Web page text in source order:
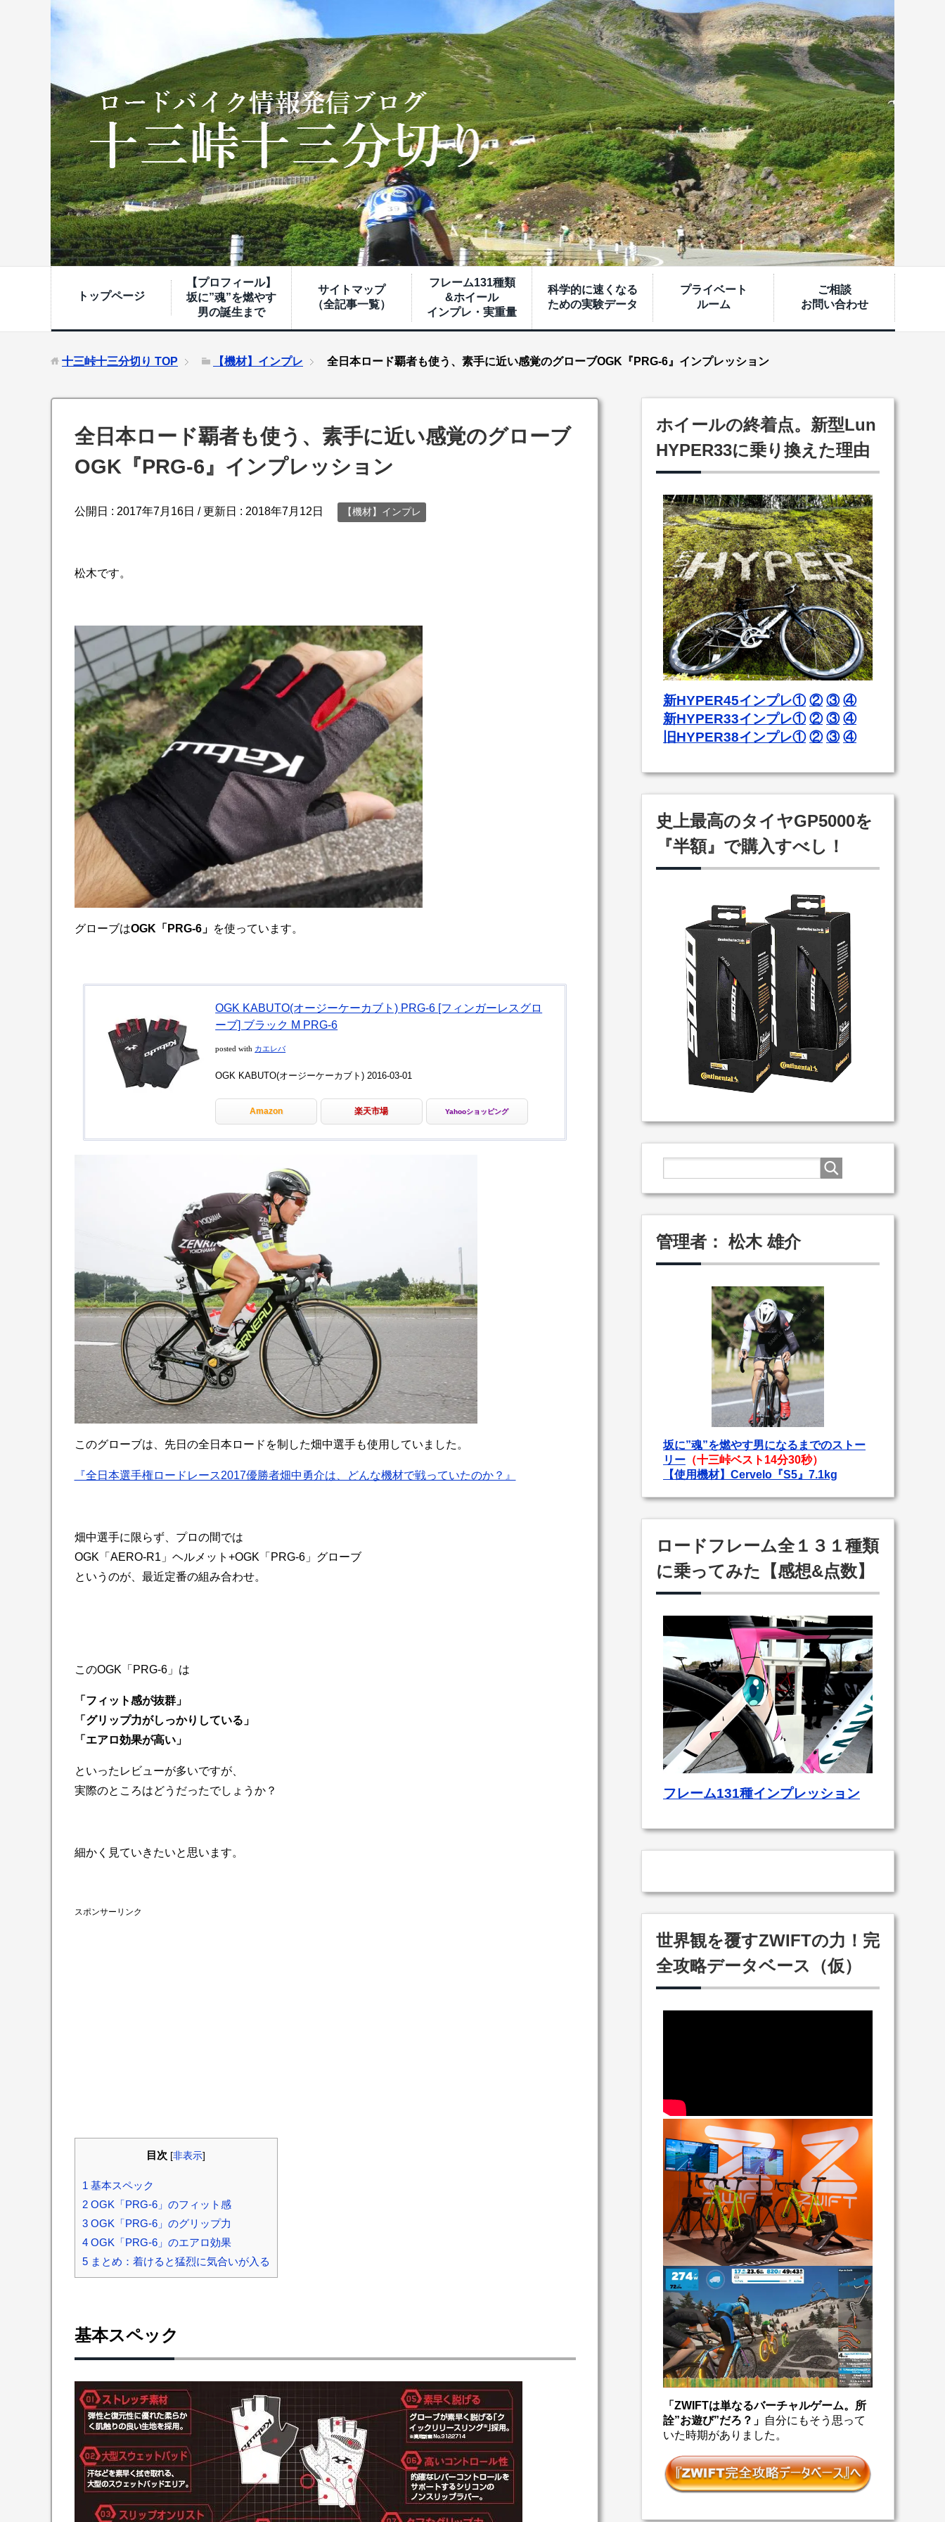
トップページ
【プロフィール】
坂に”魂”を燃やす
男の誕生まで
サイトマップ
（全記事一覧）
フレーム131種類
&ホイール
インプレ・実重量
科学的に速くなる
ための実験データ
プライベート
ルーム
ご相談
お問い合わせ
十三峠十三分切り TOP 【機材】インプレ 全日本ロード覇者も使う、素手に近い感覚のグローブOGK『PRG-6』インプレッション
全日本ロード覇者も使う、素手に近い感覚のグローブ
OGK『PRG-6』インプレッション
公開日 : 2017年7月16日 / 更新日 : 2018年7月12日 【機材】インプレ
松木です。
グローブはOGK「PRG-6」 を使っています。
OGK KABUTO(オージーケーカブト) PRG-6 [フィンガーレスグロ
ーブ] ブラック M PRG-6
posted with カエレバ
OGK KABUTO(オージーケーカブト) 2016-03-01
Amazon 楽天市場 Yahooショッピング
このグローブは、先日の全日本ロードを制した畑中選手も使用していました。
『全日本選手権ロードレース2017優勝者畑中勇介は、どんな機材で戦っていたのか？』
畑中選手に限らず、プロの間では
OGK「AERO-R1」ヘルメット+OGK「PRG-6」グローブ
というのが、最近定番の組み合わせ。
このOGK「PRG-6」は
「フィット感が抜群」
「グリップ力がしっかりしている」
「エアロ効果が高い」
といったレビューが多いですが、
実際のところはどうだったでしょうか？
細かく見ていきたいと思います。
スポンサーリンク
目次 [非表示]
1 基本スペック
2OGK「PRG-6」のフィット感
3OGK「PRG-6」のグリップ力
4OGK「PRG-6」のエアロ効果
5まとめ：着けると猛烈に気合いが入る
基本スペック
ホイールの終着点。新型Lun
HYPER33に乗り換えた理由
新HYPER45インプレ① ② ③ ④
新HYPER33インプレ① ② ③ ④
旧HYPER38インプレ① ② ③ ④
史上最高のタイヤGP5000を
『半額』で購入すべし！
管理者： 松木 雄介
坂に”魂”を燃やす男になるまでのストー
リー （十三峠ベスト14分30秒）
【使用機材】Cervelo『S5』7.1kg
ロードフレーム全１３１種類
に乗ってみた【感想&点数】
フレーム131種インプレッション
世界観を覆すZWIFTの力！完
全攻略データベース（仮）
「ZWIFTは単なるバーチャルゲーム。所
詮”お遊び”だろ？」 自分にもそう思って
いた時期がありました。